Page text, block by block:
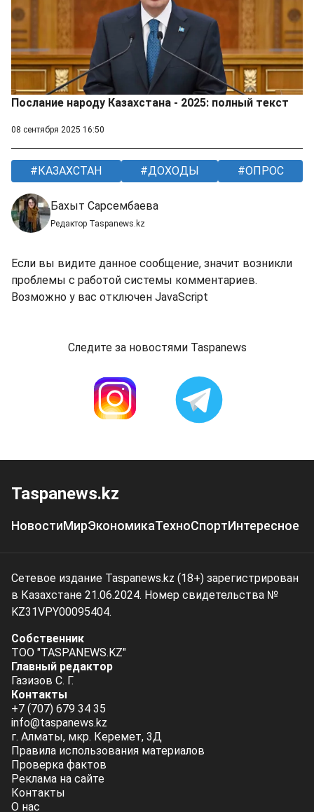
Послание народу Казахстана - 2025: полный текст
08 сентября 2025 16:50
КАЗАХСТАН ДОХОДЫ ОПРОС
Бахыт Сарсембаева
Редактор Taspanews.kz
Если вы видите данное сообщение, значит возникли
проблемы с работой системы комментариев.
Возможно у вас отключен JavaScript
Следите за новостями Taspanews
Taspanews.kz
НовостиМирЭкономикаТехноСпортИнтересное
Сетевое издание Taspanews.kz (18+) зарегистрирован
в Казахстане 21.06.2024. Номер свидетельства №
KZ31VPY00095404.
Собственник
ТОО "TASPANEWS.KZ"
Главный редактор
Газизов С. Г.
Контакты
+7 (707) 679 34 35
info@taspanews.kz
г. Алматы, мкр. Керемет, 3Д
Правила использования материалов
Проверка фактов
Реклама на сайте
Контакты
О нас